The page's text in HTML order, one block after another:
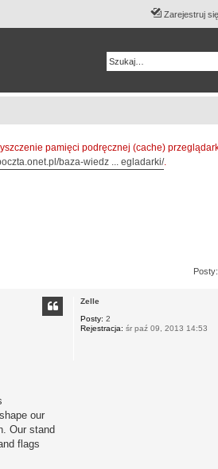
Zarejestruj się
pamięci podręcznej (cache)
baza-wiedz ... egladarki/.
Zelle
Posty: 2
Rejestracja: śr paź 09, 2013 14:53
our
Our stand
flags